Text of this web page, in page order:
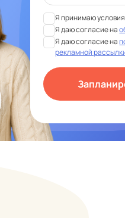
Я принимаю
Я даю согласие на
Я даю согласие на
рекламной